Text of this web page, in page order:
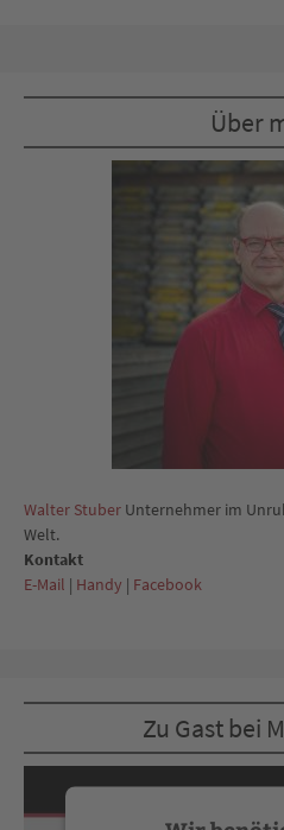
Über
Walter Stuber Unternehmer im
Welt.
Kontakt
E-Mail | Handy | Facebook
Zu Gast bei